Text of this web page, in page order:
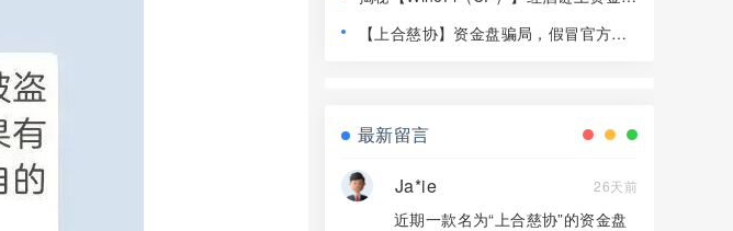
【上合慈协】资金盘骗局，假冒官方上
最新留言
Ja*ie 26天前
近期一款名为“上合慈协”的资金盘